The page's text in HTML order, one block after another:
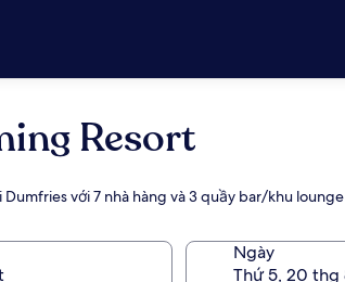
Resort
với 7 nhà hàng và 3 quầy bar/khu lounge
Ngày